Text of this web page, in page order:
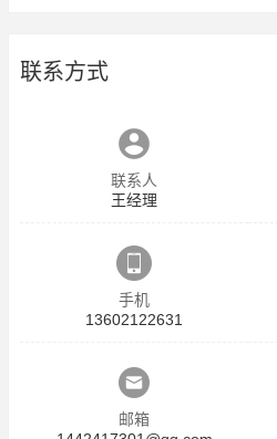
联系方式
联系人
王经理
手机
13602122631
邮箱